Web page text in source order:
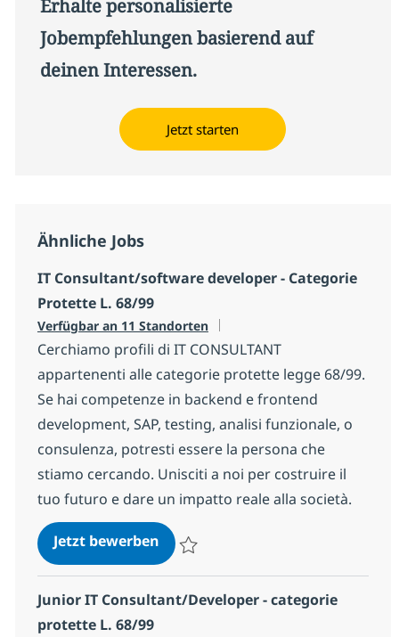
Erhalte personalisierte
Jobempfehlungen basierend auf
deinen Interessen.
Jetzt starten
Ähnliche Jobs
IT Consultant/software developer - Categorie
Protette L. 68/99
Verfügbar an 11 Standorten
Cerchiamo profili di IT CONSULTANT
appartenenti alle categorie protette legge 68/99.
Se hai competenze in backend e frontend
development, SAP, testing, analisi funzionale, o
consulenza, potresti essere la persona che
stiamo cercando. Unisciti a noi per costruire il
tuo futuro e dare un impatto reale alla società.
Jetzt bewerbenIT Consultant/software
Junior IT Consultant/Developer - categorie
protette L. 68/99